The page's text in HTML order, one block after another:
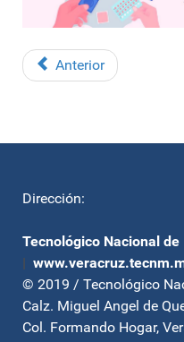
Anterior
Dirección:
Tecnológico Nacional
|
© 2019 / Tecnológico
Calz. Miguel Angel de
Col. Formando Hogar,